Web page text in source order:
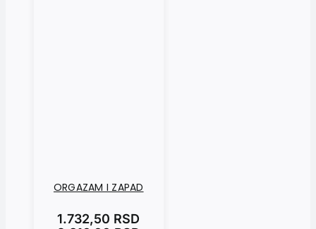
ORGAZAM I ZAPAD
1.732,50 RSD